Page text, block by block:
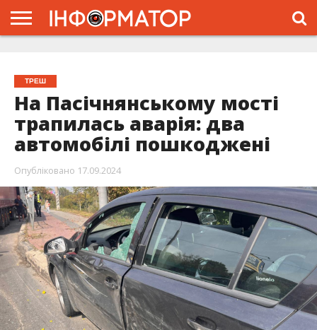
ТРЕШ
На Пасічнянському мості
трапилась аварія: два
автомобілі пошкоджені
Опубліковано 17.09.2024